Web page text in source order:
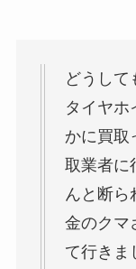
どうして
タイヤホ
かに買取
取業者に
んと断ら
金のクマ
て行きま